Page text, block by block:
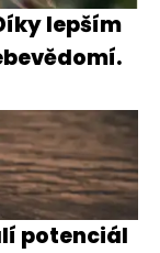
lepším
potenciál